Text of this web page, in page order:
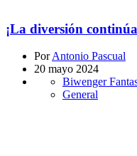
¡La diversión
PorAntonio Pascual
20 mayo 2024
Biwenger
General